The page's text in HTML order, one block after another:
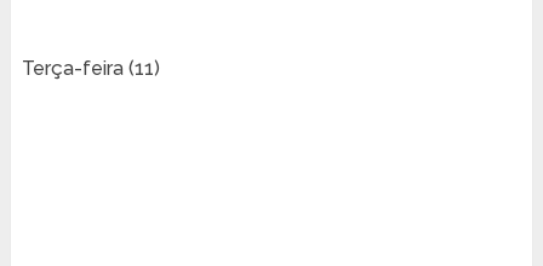
Terça-feira (11)